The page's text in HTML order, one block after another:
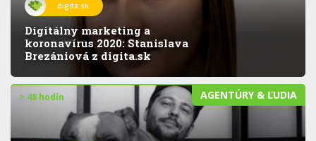
digita.sk
Digitálny marketing a
koronavírus 2020: Stanislava
Brezániová z digita.sk
AGENTÚRY & ĽUDIA
> 48 hodín